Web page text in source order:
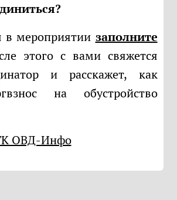
в мероприятии заполните
этого с вами свяжется
и расскажет, как
на обустройство
ОВД-Инфо